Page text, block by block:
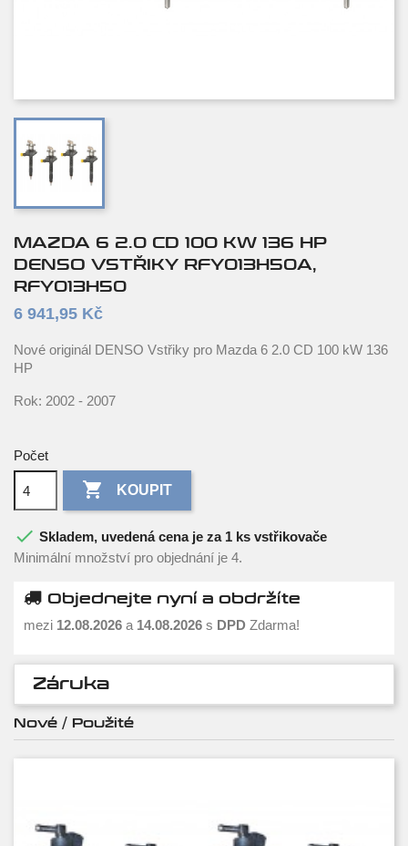
MAZDA 6 2.0 CD 100 KW 136 HP
DENSO VSTŘIKY RFY013H50A,
RFY013H50
6 941,95 Kč
Nové originál DENSO Vstřiky pro Mazda 6 2.0 CD 100 kW 136
HP
Rok: 2002 - 2007
Počet
 KOUPIT
 Skladem, uvedená cena je za 1 ks vstřikovače
Minimální množství pro objednání je 4.
Objednejte nyní a obdržíte
mezi 12.08.2026 a 14.08.2026 s DPD Zdarma!
Záruka
Nové / Použité